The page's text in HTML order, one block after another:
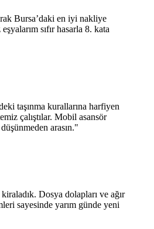
Bursa’daki en iyi nakliye
sıfır hasarla 8. kata
taşınma kurallarına harfiyen
çalıştılar. Mobil asansör
arasın."
kiraladık. Dosya dolapları ve ağır
sayesinde yarım günde yeni